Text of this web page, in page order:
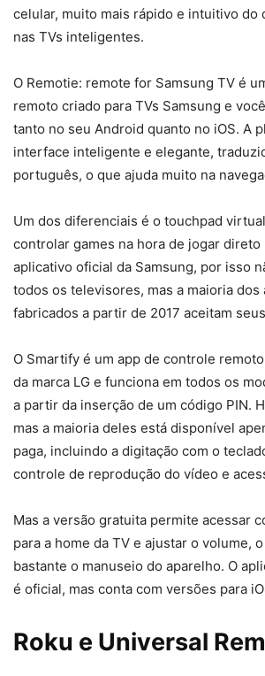
celular, muito mais rápido e intuitivo do
nas TVs inteligentes.
O Remotie: remote for Samsung TV é
remoto criado para TVs Samsung e
tanto no seu Android quanto no iOS. A
interface inteligente e elegante,
português, o que ajuda muito na
Um dos diferenciais é o touchpad
controlar games na hora de jogar direto
aplicativo oficial da Samsung, por isso
todos os televisores, mas a maioria dos
fabricados a partir de 2017 aceitam
O Smartify é um app de controle
da marca LG e funciona em todos os
a partir da inserção de um código PIN.
mas a maioria deles está disponível
paga, incluindo a digitação com o
controle de reprodução do vídeo e
Mas a versão gratuita permite acessar
para a home da TV e ajustar o volume,
bastante o manuseio do aparelho. O
é oficial, mas conta com versões para
Roku e Universal